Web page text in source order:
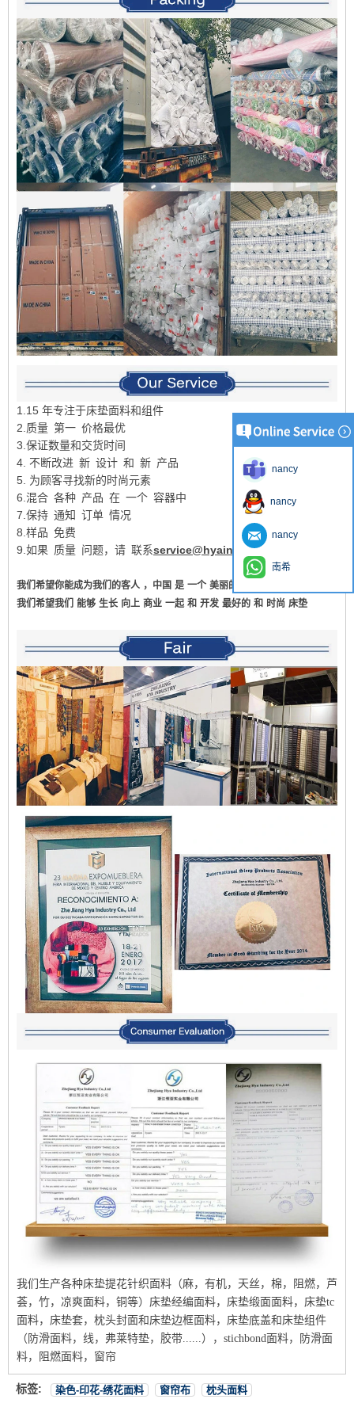
1.15 年专注于床垫面料和组件
2.质量 第一 价格最优
3.保证数量和交货时间
4. 不断改进 新 设计 和 新 产品
5. 为顾客寻找新的时尚元素
6.混合 各种 产品 在 一个 容器中
7.保持 通知 订单 情况
8.样品 免费
9.如果 质量 问题，请 联系service@hyaindustry.com
我们希望你能成为我们的客人 ，中国 是 一个 美丽的
我们希望我们
能够 生长 向上 商业 一起 和 开发 最好的 和 时尚 床垫
我们生产各种床垫提花针织面料（麻，有机，天丝，棉，阻燃，芦
荟，竹，凉爽面料，铜等）床垫经编面料，床垫缎面面料，床垫tc
面料，床垫套，枕头封面和床垫边框面料，床垫底盖和床垫组件
（防滑面料，线，弗莱特垫，胶带......），stichbond面料，防滑面
料，阻燃面料，窗帘
标签: 染色-印花-绣花面料 窗帘布 枕头面料
nancy
nancy
nancy
南希